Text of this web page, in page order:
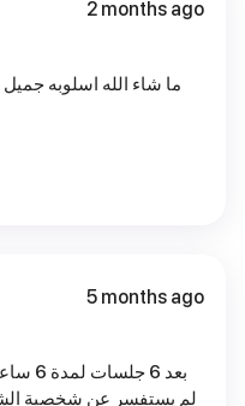
2 months ago
ما شاء الله اسلوبه
5 months ago
بعد
لم يستفسر عن شخصية